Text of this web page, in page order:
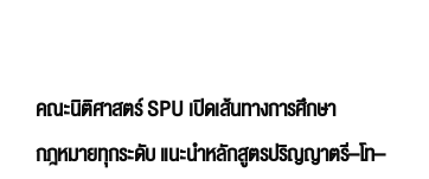
คณะนิติศาสตร์ SPU เปิดเส้นทางการศึกษา
กฎหมายทุกระดับ แนะนำหลักสูตรปริญญาตรี–โท–